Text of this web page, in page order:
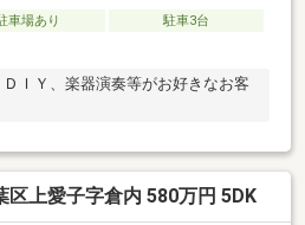
車場あり
駐車3台
ＩＹ、楽器演奏等がお好きなお客
区上愛子字倉内 580万円 5DK